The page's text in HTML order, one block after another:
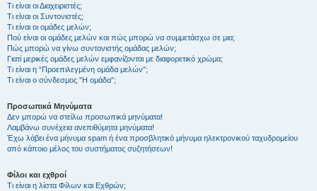
Τι είναι οι Διαχειριστές;
Τι είναι οι Συντονιστές;
Τι είναι οι ομάδες μελών;
Πού είναι οι ομάδες μελών και πώς μπορώ να συμμετάσχω σε μια;
Πώς μπορώ να γίνω συντονιστής ομάδας μελών;
Γιατί μερικές ομάδες μελών εμφανίζονται με διαφορετικό χρώμα;
Τι είναι η “Προεπιλεγμένη ομάδα μελών”;
Τι είναι ο σύνδεσμος "Η ομάδα”;
Προσωπικά Μηνύματα
Δεν μπορώ να στείλω προσωπικά μηνύματα!
Λαμβάνω συνέχεια ανεπιθύμητα μηνύματα!
Έχω λάβει ένα μήνυμα spam ή ένα προσβλητικό μήνυμα ηλεκτρονικού ταχυδρομείου
από κάποιο μέλος του συστήματος συζητήσεων!
Φίλοι και εχθροί
Τι είναι η λίστα Φίλων και Εχθρών;